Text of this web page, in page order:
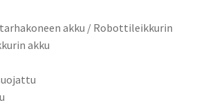
akku / Robottileikkurin
akku